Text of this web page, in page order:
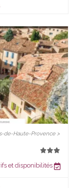
de-Haute-Provence >
et disponibilités